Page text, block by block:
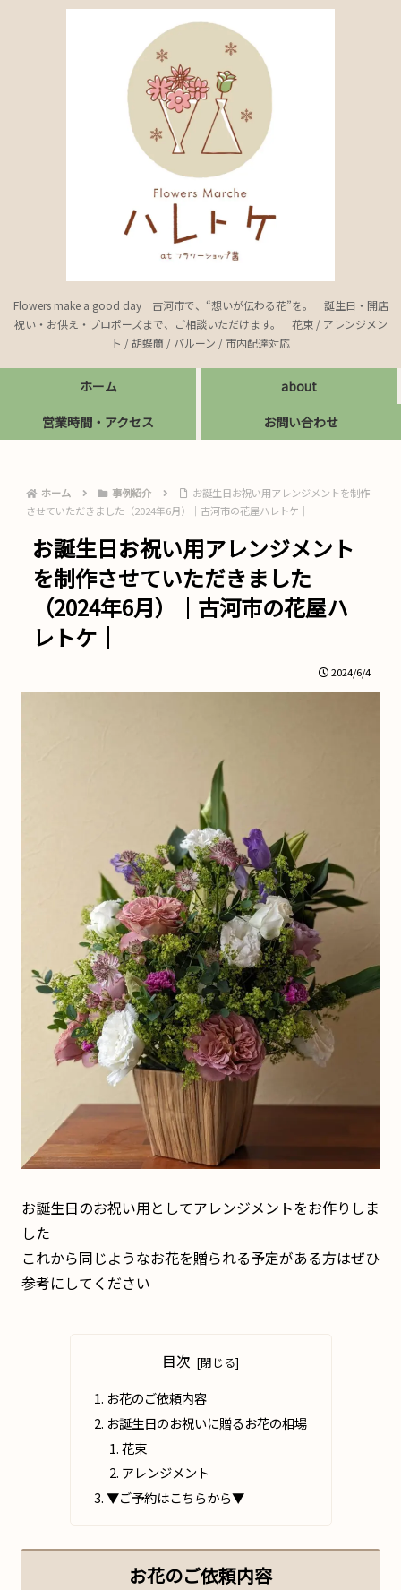
Flowers make a good day 古河市で、“想いが伝わる花”を。 誕生日・開店
祝い・お供え・プロポーズまで、ご相談いただけます。 花束 / アレンジメン
ト / 胡蝶蘭 / バルーン / 市内配達対応
ホーム
about
営業時間・アクセス
お問い合わせ
ホーム 事例紹介
お誕生日お祝い用アレンジメントを制作
させていただきました（2024年6月）｜古河市の花屋ハレトケ｜
お誕生日お祝い用アレンジメント
を制作させていただきました
（2024年6月）｜古河市の花屋ハ
レトケ｜
2024/6/4
お誕生日のお祝い用としてアレンジメントをお作りしま
した
これから同じようなお花を贈られる予定がある方はぜひ
参考にしてください
目次
お花のご依頼内容
お誕生日のお祝いに贈るお花の相場
花束
アレンジメント
▼ご予約はこちらから▼
お花のご依頼内容